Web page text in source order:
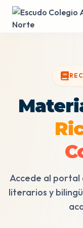
Accede al portal
literarios y